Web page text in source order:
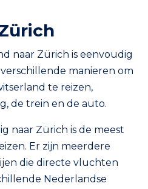
naar Zürich is eenvoudig
manieren om
te reizen,
de trein en de auto.
naar Zürich is de meest
Er zijn meerdere
die directe vluchten
Nederlandse